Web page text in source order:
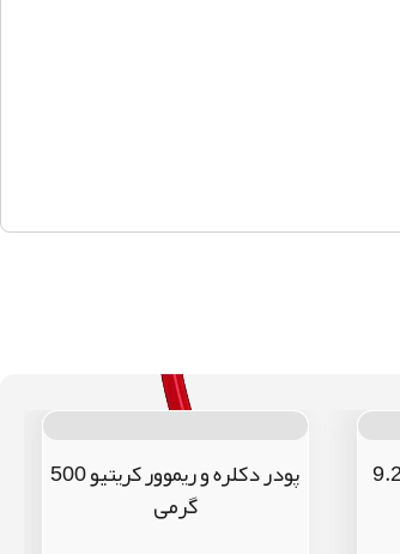
پودر دکلره و ریموور کریتیو 500
گرمی